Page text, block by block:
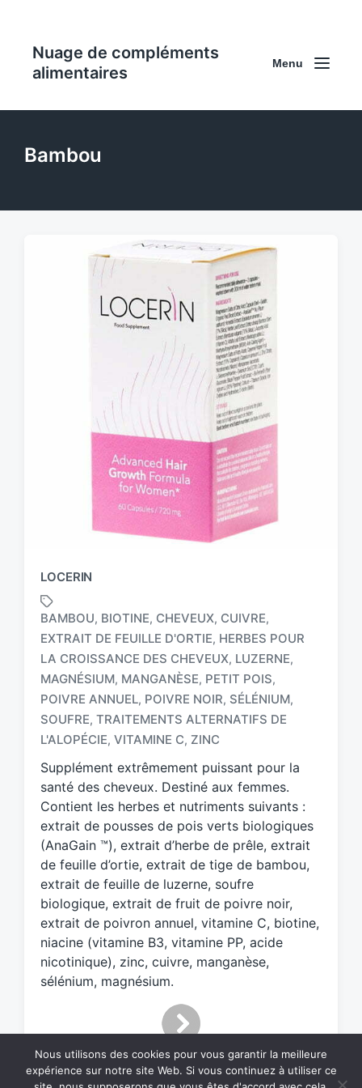
Nuage de compléments
alimentaires
Menu
Bambou
LOCERIN
T
a
g
e
d
w
t
h
BAMBOU, BIOTINE, CHEVEUX, CUIVRE,
EXTRAIT DE FEUILLE D'ORTIE, HERBES POUR
LA CROISSANCE DES CHEVEUX, LUZERNE,
MAGNÉSIUM, MANGANÈSE, PETIT POIS,
POIVRE ANNUEL, POIVRE NOIR, SÉLÉNIUM,
SOUFRE, TRAITEMENTS ALTERNATIFS DE
L'ALOPÉCIE, VITAMINE C, ZINC
Supplément extrêmement puissant pour la
santé des cheveux. Destiné aux femmes.
Contient les herbes et nutriments suivants :
extrait de pousses de pois verts biologiques
(AnaGain ™), extrait d’herbe de prêle, extrait
de feuille d’ortie, extrait de tige de bambou,
extrait de feuille de luzerne, soufre
biologique, extrait de fruit de poivre noir,
extrait de poivron annuel, vitamine C, biotine,
niacine (vitamine B3, vitamine PP, acide
nicotinique), zinc, cuivre, manganèse,
sélénium, magnésium.
Nous utilisons des cookies pour vous garantir la meilleure
expérience sur notre site Web. Si vous continuez à utiliser ce